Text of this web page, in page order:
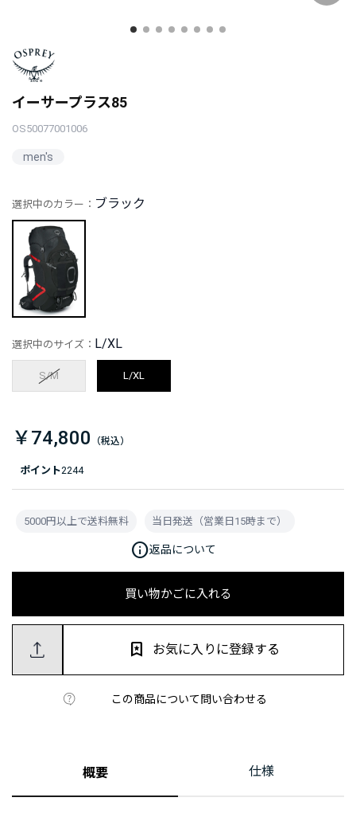
イーサープラス85
OS50077001006
men's
ポイント2244
選択中のカラー： ブラック
選択中のサイズ： L/XL
S/M L/XL
￥74,800
買い物かごに入れる
この商品について問い合わせる
お気に入りに登録する
5000円以上で送料無料 当日発送（営業日15時まで）
info返品について
概要 仕様